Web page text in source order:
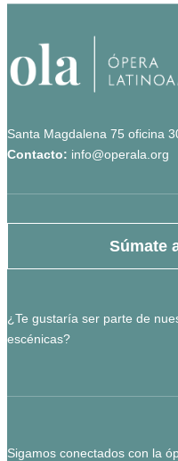
Santa Magdalena 75 oficina
Contacto: info@operala.org
Súmate
¿Te gustaría ser parte de
escénicas?
Sigamos conectados con la